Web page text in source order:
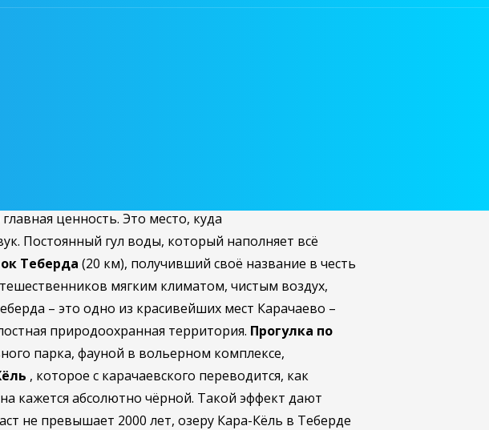
лет. В Гоначхирском ущелье нет шумных кафе,
ценность. Это место, куда
Постоянный гул воды, который наполняет всё
Теберда (20 км), получивший своё название в честь
мягким климатом, чистым воздух,
– это одно из красивейших мест Карачаево –
природоохранная территория. Прогулка по
парка, фауной в вольерном комплексе,
, которое с карачаевского переводится, как
кажется абсолютно чёрной. Такой эффект дают
не превышает 2000 лет, озеру Кара-Кёль в Теберде